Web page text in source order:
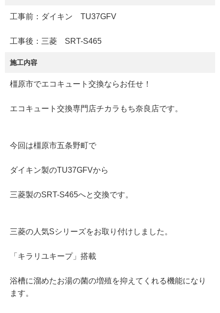
工事前：ダイキン TU37GFV
工事後：三菱 SRT-S465
施工内容
橿原市でエコキュート交換ならお任せ！
エコキュート交換専門店チカラもち奈良店です。
今回は橿原市五条野町で
ダイキン製のTU37GFVから
三菱製のSRT-S465へと交換です。
三菱の人気Sシリーズをお取り付けしました。
「キラリユキープ」搭載
浴槽に溜めたお湯の菌の増殖を抑えてくれる機能になり
ます。